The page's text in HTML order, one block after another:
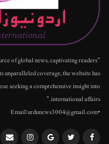
of global news, captivating readers
coverage, the website has
seeking a comprehensive insight into
international affairs."
•Email:urdunews3004@gmail.com